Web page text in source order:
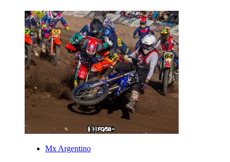
Mx Argentino